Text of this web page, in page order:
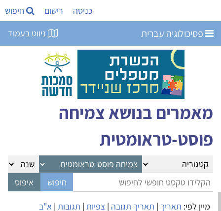
כניסה רישום חיפוש
פסיכולוגיה עברית ניווט בעמוד
מאמרים בנושא צמיחה
פוסט-טראומטית
מיין לפי: תאריך | תאריך תגובה | צפיות | תגובות | א"ב